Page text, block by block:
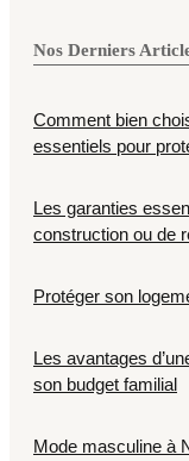
Nos Derniers
Comment bien
essentiels pour
Les garanties
construction ou de
Protéger son
Les avantages
son budget familial
Mode masculine à